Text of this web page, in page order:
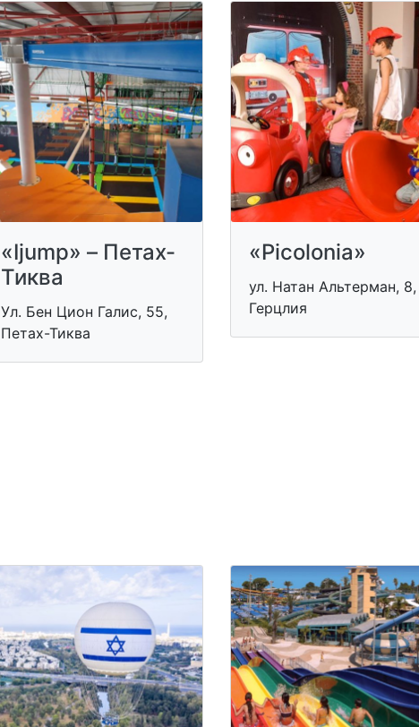
«Ijump» – Петах-
Тиква
Ул. Бен Цион Галис, 55,
Петах-Тиква
«Picolonia»
ул. Натан Альтерман, 8,
Герцлия